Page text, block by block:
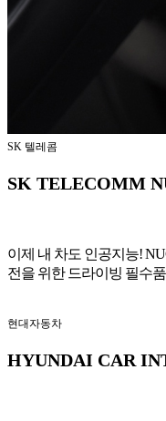
SK 텔레콤
SK TELECOMM
이제 내 차도 인공지능!
전을 위한 드라이빙 필수품
현대자동차
HYUNDAI CAR